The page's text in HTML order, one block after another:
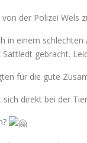
der Polizei Wels
in einem
gebracht.
für die gute
direkt bei der